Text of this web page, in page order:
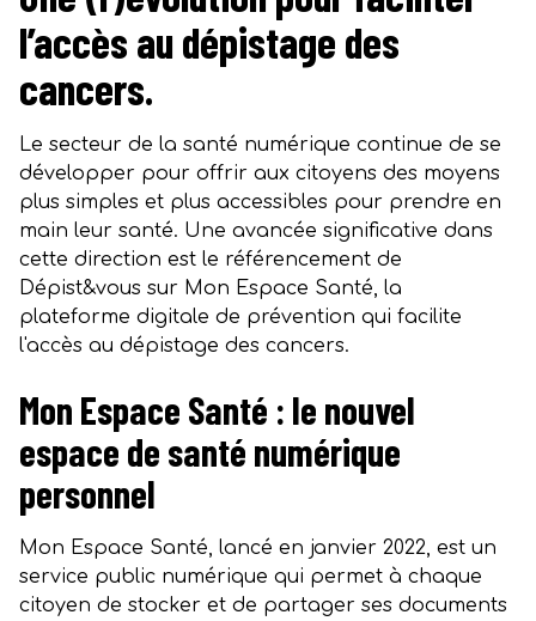
l’accès au dépistage des
cancers.
Le secteur de la santé numérique continue de se
développer pour offrir aux citoyens des moyens
plus simples et plus accessibles pour prendre en
main leur santé. Une avancée significative dans
cette direction est le référencement de
Dépist&vous sur Mon Espace Santé, la
plateforme digitale de prévention qui facilite
l'accès au dépistage des cancers.
Mon Espace Santé : le nouvel
espace de santé numérique
personnel
Mon Espace Santé, lancé en janvier 2022, est un
service public numérique qui permet à chaque
citoyen de stocker et de partager ses documents